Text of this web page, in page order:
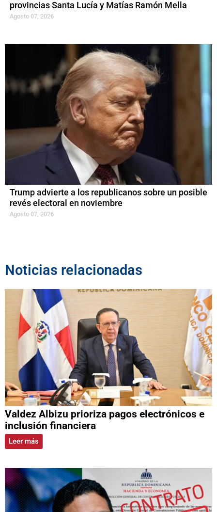
provincias Santa Lucía y Matías Ramón Mella
Agosto 07, 2026
Trump advierte a los republicanos sobre un posible
revés electoral en noviembre
Agosto 07, 2026
Noticias relacionadas
Valdez Albizu prioriza pagos electrónicos e
inclusión financiera
Leer más